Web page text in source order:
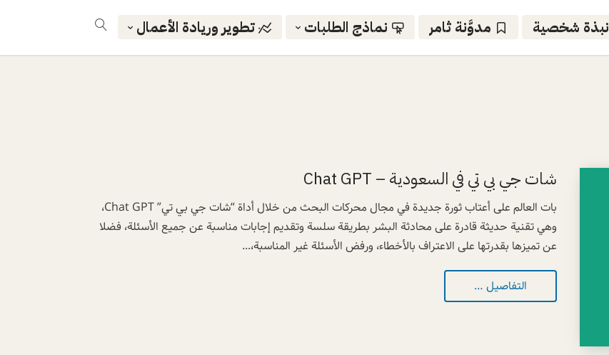
نبذة شخصية مدوَّنة ثامر نماذج الطلبات تطوير وريادة الأعمال
شات جي بي تي في السعودية – Chat GPT
بات العالم على أعتاب ثورة جديدة في مجال محركات البحث من خلال أداة “شات جي بي تي” Chat GPT،
وهي تقنية حديثة قادرة على محادثة البشر بطريقة سلسة وتقديم إجابات مناسبة عن جميع الأسئلة، فضلا
عن تميزها بقدرتها على الاعتراف بالأخطاء، ورفض الأسئلة غير المناسبة،...
التفاصيل …